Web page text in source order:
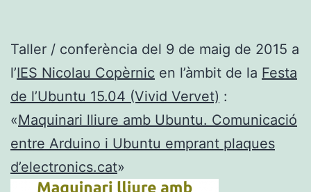
Taller / conferència del 9 de maig de 2015 a
l’IES Nicolau Copèrnic en l’àmbit de la Festa
de l’Ubuntu 15.04 (Vivid Vervet) :
«Maquinari lliure amb Ubuntu. Comunicació
entre Arduino i Ubuntu emprant plaques
d’electronics.cat»